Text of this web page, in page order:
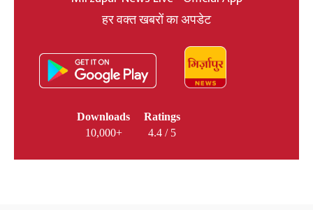
हर वक्त खबरों का अपडेट
Downloads
10,000+
Ratings
4.4 / 5